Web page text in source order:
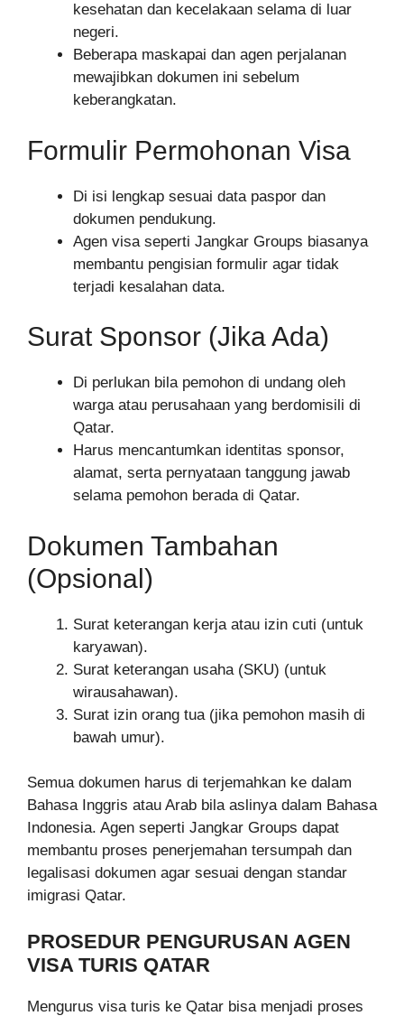
kesehatan dan kecelakaan selama di luar
negeri.
Beberapa maskapai dan agen perjalanan
mewajibkan dokumen ini sebelum
keberangkatan.
Formulir Permohonan Visa
Di isi lengkap sesuai data paspor dan
dokumen pendukung.
Agen visa seperti Jangkar Groups biasanya
membantu pengisian formulir agar tidak
terjadi kesalahan data.
Surat Sponsor (Jika Ada)
Di perlukan bila pemohon di undang oleh
warga atau perusahaan yang berdomisili di
Qatar.
Harus mencantumkan identitas sponsor,
alamat, serta pernyataan tanggung jawab
selama pemohon berada di Qatar.
Dokumen Tambahan
(Opsional)
Surat keterangan kerja atau izin cuti (untuk
karyawan).
Surat keterangan usaha (SKU) (untuk
wirausahawan).
Surat izin orang tua (jika pemohon masih di
bawah umur).
Semua dokumen harus di terjemahkan ke dalam
Bahasa Inggris atau Arab bila aslinya dalam Bahasa
Indonesia. Agen seperti Jangkar Groups dapat
membantu proses penerjemahan tersumpah dan
legalisasi dokumen agar sesuai dengan standar
imigrasi Qatar.
PROSEDUR PENGURUSAN AGEN
VISA TURIS QATAR
Mengurus visa turis ke Qatar bisa menjadi proses